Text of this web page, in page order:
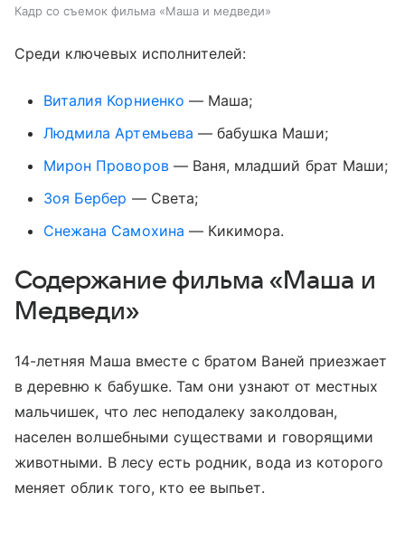
Кадр со съемок фильма «Маша и медведи»
Среди ключевых исполнителей:
Виталия Корниенко — Маша;
Людмила Артемьева — бабушка Маши;
Мирон Проворов— Ваня, младший брат Маши;
Зоя Бербер — Света;
Снежана Самохина — Кикимора.
Содержание фильма «Маша и
Медведи»
14-летняя Маша вместе с братом Ваней приезжает
в деревню к бабушке. Там они узнают от местных
мальчишек, что лес неподалеку заколдован,
населен волшебными существами и говорящими
животными. В лесу есть родник, вода из которого
меняет облик того, кто ее выпьет.